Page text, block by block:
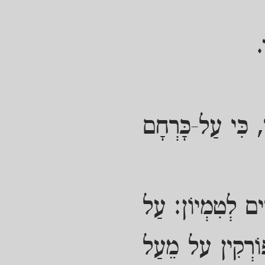
כִּי עַל-כָּרְחָם
לְטִמְיוֹן: עַל
על מֵעַל